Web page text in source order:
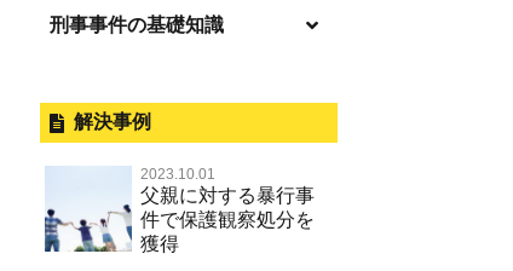
無実・無罪を証明してほしい
示談で解決してほしい
執行猶予にしてほしい
事件別－暴力事件
過失致死・過失傷害
器物損壊
脅迫・強要
業務妨害罪
性犯罪 TOP
淫行・援助交際（児童買春、淫行
条例、児童福祉法違反）
不同意性交等罪（旧 強制性交等
事件別－財産犯
財産犯 TOP
横領 背任
事件別－薬物事件
薬物事件 TOP
事件別－交通違反・交通事故
刑事事件の基礎知識
刑事裁判の概要・手続
公務員の逮捕・刑事事件
控訴・上告
国選弁護士と私選弁護士の違い
解決事例
2023.10.01
父親に対する暴行事
件で保護観察処分を
獲得